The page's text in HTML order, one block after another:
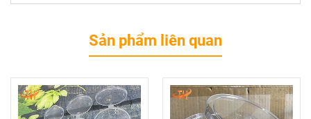
Sản phẩm liên quan